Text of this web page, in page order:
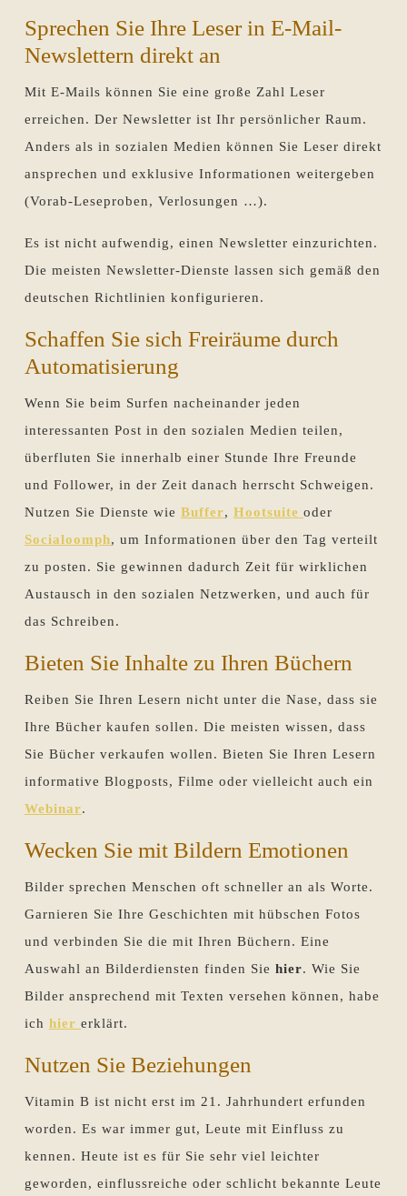
Sprechen Sie Ihre Leser in E-Mail-
Newslettern direkt an
Mit E-Mails können Sie eine große Zahl Leser
erreichen. Der Newsletter ist Ihr persönlicher Raum.
Anders als in sozialen Medien können Sie Leser direkt
ansprechen und exklusive Informationen weitergeben
(Vorab-Leseproben, Verlosungen …).
Es ist nicht aufwendig, einen Newsletter einzurichten.
Die meisten Newsletter-Dienste lassen sich gemäß den
deutschen Richtlinien konfigurieren.
Schaffen Sie sich Freiräume durch
Automatisierung
Wenn Sie beim Surfen nacheinander jeden
interessanten Post in den sozialen Medien teilen,
überfluten Sie innerhalb einer Stunde Ihre Freunde
und Follower, in der Zeit danach herrscht Schweigen.
Nutzen Sie Dienste wie Buffer, Hootsuite oder
Socialoomph, um Informationen über den Tag verteilt
zu posten. Sie gewinnen dadurch Zeit für wirklichen
Austausch in den sozialen Netzwerken, und auch für
das Schreiben.
Bieten Sie Inhalte zu Ihren Büchern
Reiben Sie Ihren Lesern nicht unter die Nase, dass sie
Ihre Bücher kaufen sollen. Die meisten wissen, dass
Sie Bücher verkaufen wollen. Bieten Sie Ihren Lesern
informative Blogposts, Filme oder vielleicht auch ein
Webinar.
Wecken Sie mit Bildern Emotionen
Bilder sprechen Menschen oft schneller an als Worte.
Garnieren Sie Ihre Geschichten mit hübschen Fotos
und verbinden Sie die mit Ihren Büchern. Eine
Auswahl an Bilderdiensten finden Sie hier. Wie Sie
Bilder ansprechend mit Texten versehen können, habe
ich hier erklärt.
Nutzen Sie Beziehungen
Vitamin B ist nicht erst im 21. Jahrhundert erfunden
worden. Es war immer gut, Leute mit Einfluss zu
kennen. Heute ist es für Sie sehr viel leichter
geworden, einflussreiche oder schlicht bekannte Leute